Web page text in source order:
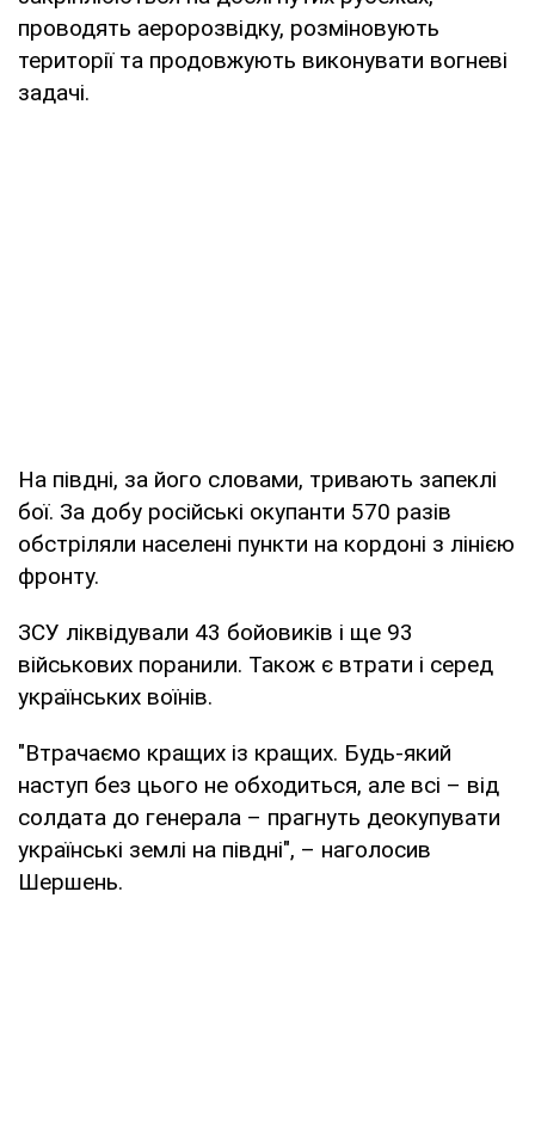
проводять аеророзвідку, розміновують
території та продовжують виконувати вогневі
задачі.
На півдні, за його словами, тривають запеклі
бої. За добу російські окупанти 570 разів
обстріляли населені пункти на кордоні з лінією
фронту.
ЗСУ ліквідували 43 бойовиків і ще 93
військових поранили. Також є втрати і серед
українських воїнів.
"Втрачаємо кращих із кращих. Будь-який
наступ без цього не обходиться, але всі – від
солдата до генерала – прагнуть деокупувати
українські землі на півдні", – наголосив
Шершень.